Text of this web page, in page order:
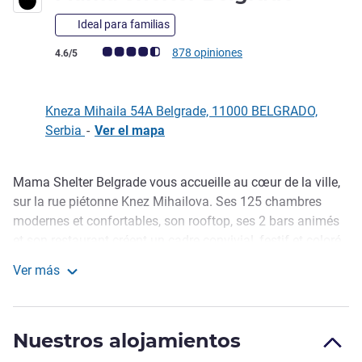
Ideal para familias
Nota de clientes de Avis (Clasificación de ALL)
4.6/5 878 opiniones
Kneza Mihaila 54A Belgrade, 11000 BELGRADO,
Serbia - Ver el mapa
Descripción
Mama Shelter Belgrade vous accueille au cœur de la ville,
sur la rue piétonne Knez Mihailova. Ses 125 chambres
modernes et confortables, son rooftop, ses 2 bars animés
tous font de chaque séjour une expérience unique,
Vivez l’énergie de Belgrade depuis Mama Shelter : hôtel
moderne et chaleureux avec 125 chambres, rooftop, bars et
Ver más
Nuestros alojamientos